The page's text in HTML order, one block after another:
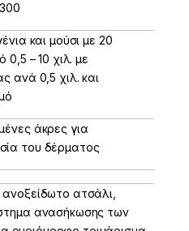
και μούσι με 20
0,5 – 10 χιλ. με
ανά 0,5 χιλ. και
άκρες για
του δέρματος
ατσάλι,
ανασήκωσης των